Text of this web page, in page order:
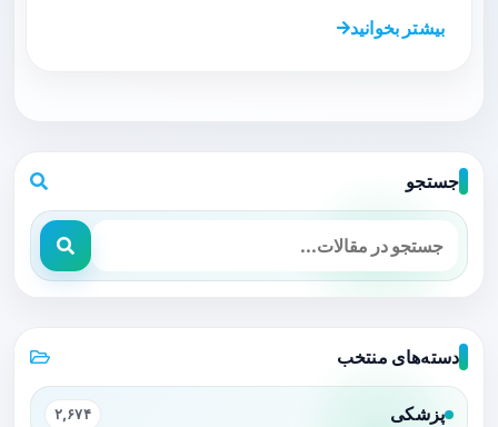
بیشتر بخوانید
جستجو
دسته‌های منتخب
پزشکی ۲,۶۷۴